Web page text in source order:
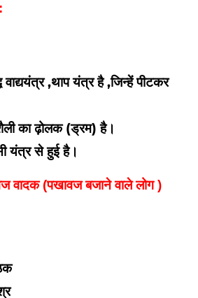
,थाप यंत्र है ,जिन्हें पीटकर
का ढ़ोलक (ड्रम) है।
यंत्र से हुई है।
वादक (पखावज बजाने वाले लोग )